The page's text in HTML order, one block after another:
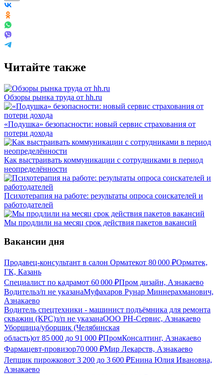
Читайте также
Обзоры рынка труда от hh.ru
«Подушка» безопасности: новый сервис страхования от
потери дохода
Как выстраивать коммуникации с сотрудниками в период
неопределённости
Психотерапия на работе: результаты опроса соискателей и
работодателей
Мы продлили на месяц срок действия пакетов вакансий
Вакансии дня
Продавец-консультант в салон Орматекот 80 000 ₽Орматек,
ГК, Казань
Специалист по кадрамот 60 000 ₽Пром дизайн, Азнакаево
Водительз/п не указанаМуфахаров Рунар Миннерахманович,
Азнакаево
Водитель спецтехники - машинист подъёмника для ремонта
скважин (КРС)з/п не указанаООО РН-Сервис, Азнакаево
Уборщица/уборщик (Челябинская
область)от 85 000 до 91 000 ₽ПромКонсалтинг, Азнакаево
Фармацевт-провизор70 000 ₽Мир Лекарств, Азнакаево
Лепщик пирожковот 3 200 до 3 600 ₽Енина Юлия Ивановна,
Азнакаево